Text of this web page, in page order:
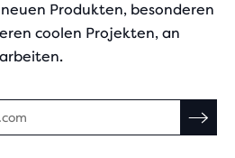
Produkten, besonderen
coolen Projekten, an